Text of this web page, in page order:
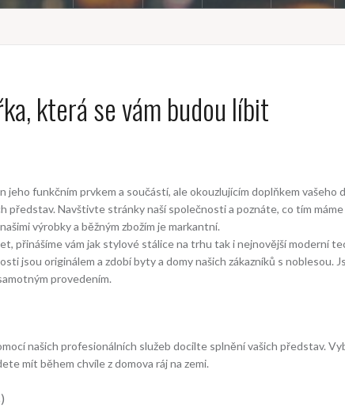
která se vám budou líbit
jeho funkčním prvkem a součástí, ale okouzlujícím doplňkem vašeho
představ. Navštivte stránky naší společnosti a poznáte, co tím máme
výrobky a běžným zbožím je markantní.
přinášíme vám jak stylové stálice na trhu tak i nejnovější moderní
jsou originálem a zdobí byty a domy našich zákazníků s noblesou.
provedením.
našich profesionálních služeb docilte splnění vašich představ.
mít během chvíle z domova ráj na zemi.